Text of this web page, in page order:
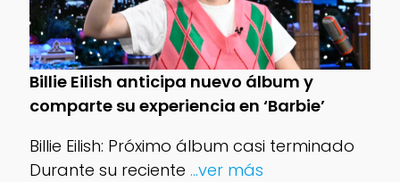
Billie Eilish anticipa nuevo álbum y
comparte su experiencia en ‘Barbie’
Billie Eilish: Próximo álbum casi terminado
Durante su reciente ...ver más